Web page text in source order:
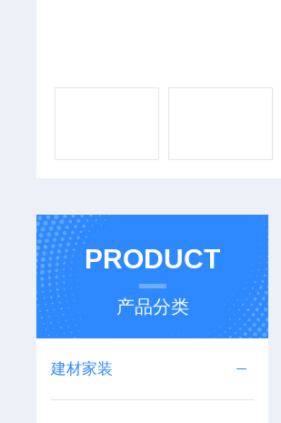
PRODUCT
产品分类
建材家装